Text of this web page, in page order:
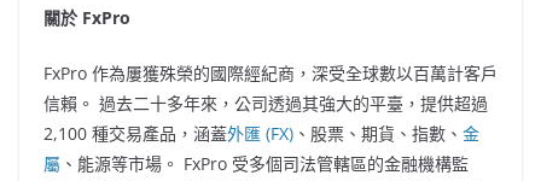
關於 FxPro
FxPro 作為屢獲殊榮的國際經紀商，深受全球數以百萬計客戶
信賴。 過去二十多年來，公司透過其強大的平臺，提供超過
2,100 種交易產品，涵蓋外匯 (FX) 、股票、期貨、指數、 金
屬 、能源等市場。 FxPro 受多個司法管轄區的金融機構監